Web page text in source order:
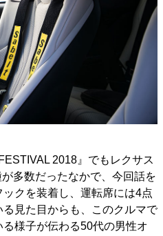
2018』でもレクサス
多数だったなかで、今回話を
クを装着し、運転席には4点
見た目からも、このクルマで
様子が伝わる50代の男性オ